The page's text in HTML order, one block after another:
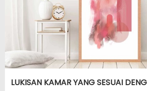
LUKISAN KAMAR YANG SESUAI